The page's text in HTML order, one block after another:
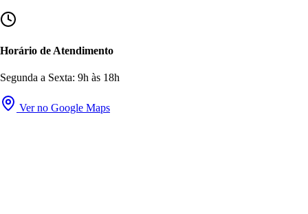
Horário de Atendimento
Segunda a Sexta: 9h às 18h
Ver no Google Maps